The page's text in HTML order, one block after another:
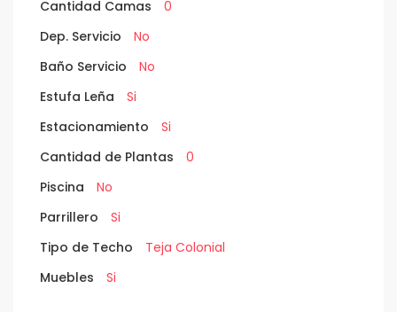
Cantidad Camas
0
Dep. Servicio
No
Baño Servicio
No
Estufa Leña
Si
Estacionamiento
Si
Cantidad de Plantas
0
Piscina
No
Parrillero
Si
Tipo de Techo
Teja Colonial
Muebles
Si